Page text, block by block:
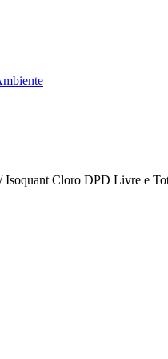
/ Isoquant Cloro DPD Livre e